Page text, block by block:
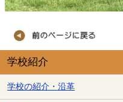
学校紹介
学校の紹介・沿革